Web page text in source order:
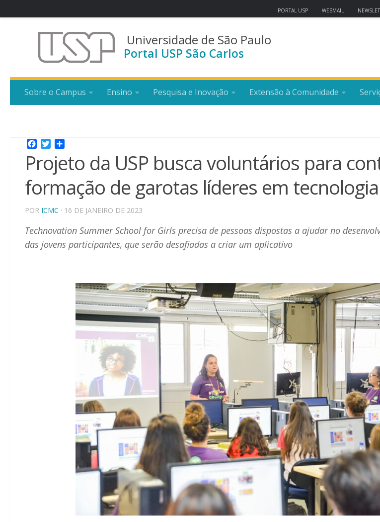
PORTAL USP WEBMAIL
Universidade de São Paulo
Portal USP São Carlos
Sobre o Campus Ensino Pesquisa e Inovação Extensão à Comunidade
Facebook
Twitter
Projeto da USP busca voluntários para
formação de garotas líderes em tecnologia
POR ICMC · 16 DE JANEIRO DE 2023
Technovation Summer School for Girls precisa de pessoas dispostas a ajudar no
das jovens participantes, que serão desafiadas a criar um aplicativo